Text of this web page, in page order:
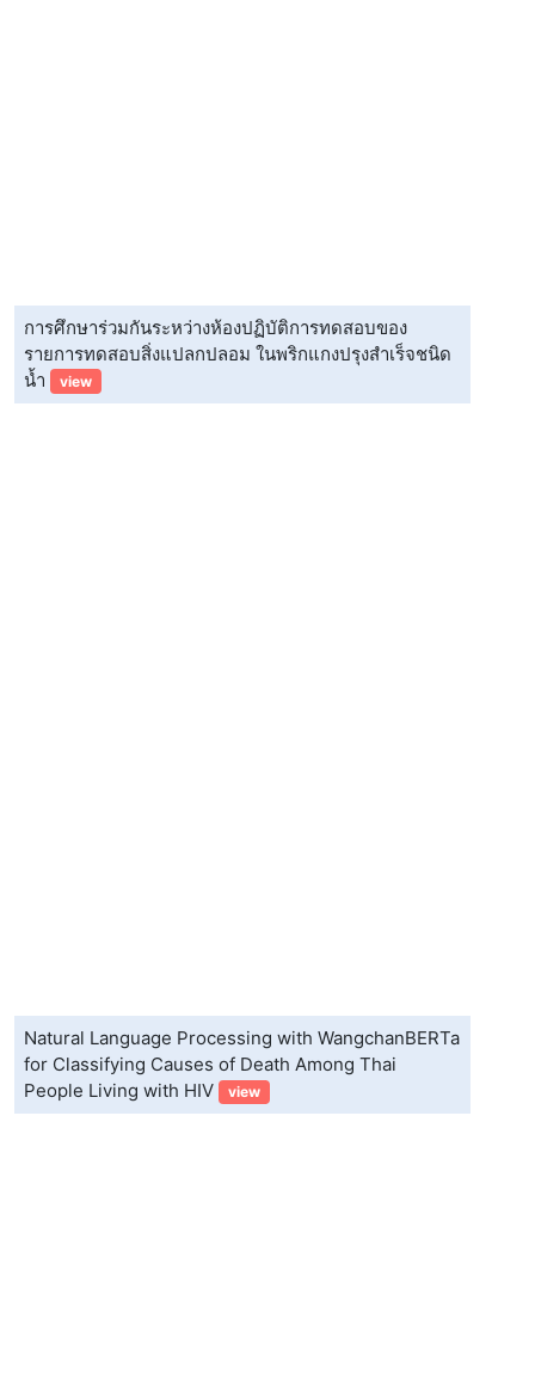
การศึกษาร่วมกันระหว่างห้องปฏิบัติการทดสอบของ
รายการทดสอบสิ่งแปลกปลอม ในพริกแกงปรุงสำเร็จชนิด
น้ำ
view
Natural Language Processing with WangchanBERTa
for Classifying Causes of Death Among Thai
People Living with HIV
view